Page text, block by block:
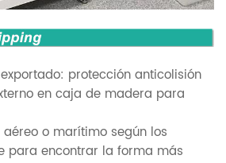
protección anticolisión
en caja de madera para
aéreo o marítimo según los
para encontrar la forma más